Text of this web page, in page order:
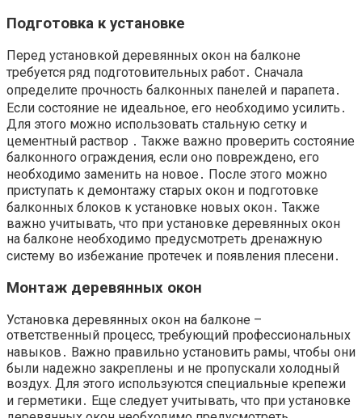
Подготовка к установке
Перед установкой деревянных окон на балконе
требуется ряд подготовительных работ․ Сначала
определите прочность балконных панелей и парапета․
Если состояние не идеальное, его необходимо усилить․
Для этого можно использовать стальную сетку и
цементный раствор ․ Также важно проверить состояние
балконного ограждения, если оно повреждено, его
необходимо заменить на новое․ После этого можно
приступать к демонтажу старых окон и подготовке
балконных блоков к установке новых окон․ Также
важно учитывать, что при установке деревянных окон
на балконе необходимо предусмотреть дренажную
систему во избежание протечек и появления плесени․
Монтаж деревянных окон
Установка деревянных окон на балконе –
ответственный процесс, требующий профессиональных
навыков․ Важно правильно установить рамы, чтобы они
были надежно закреплены и не пропускали холодный
воздух. Для этого используются специальные крепежи
и герметики․ Еще следует учитывать, что при установке